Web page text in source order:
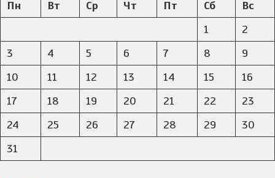
Пн Вт Ср Чт Пт Сб
Вс
1
2
3
4 5 6 7 8
9
10
11 12 13 14 15
16
17
18 19 20 21 22
23
24
25 26 27 28 29
30
31